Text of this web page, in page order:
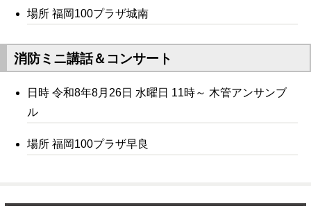
場所 福岡100プラザ城南
消防ミニ講話＆コンサート
日時 令和8年8月26日 水曜日 11時～ 木管アンサンブ
ル
場所 福岡100プラザ早良